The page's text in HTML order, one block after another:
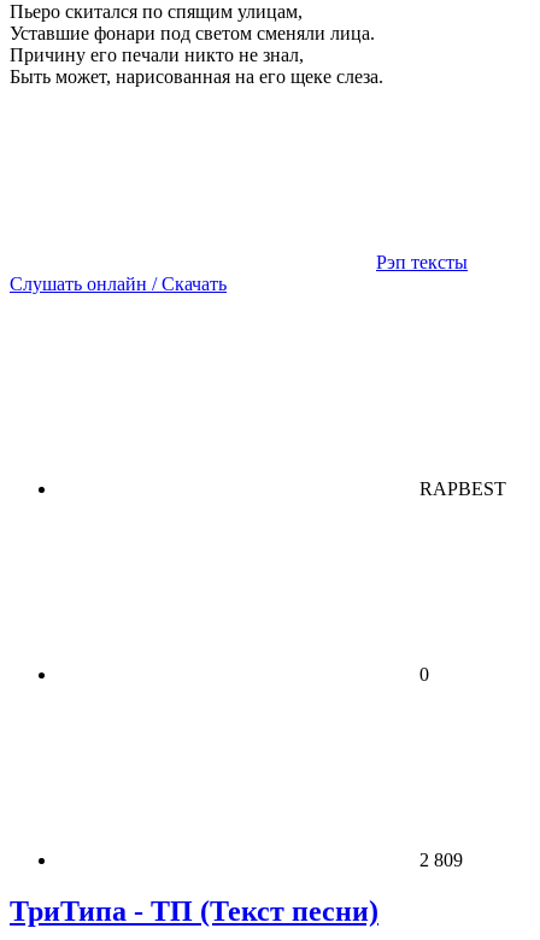
Пьеро скитался по спящим улицам,
Уставшие фонари под светом сменяли лица.
Причину его печали никто не знал,
Быть может, нарисованная на его щеке слеза.
Рэп тексты
Слушать онлайн / Скачать
RAPBEST
0
2 809
ТриТипа - ТП (Текст песни)